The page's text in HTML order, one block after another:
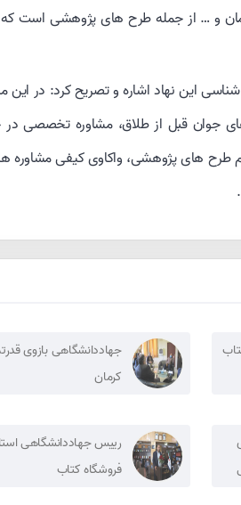
و … از جمله طرح های پژوهشی است
این نهاد اشاره و تصریح کرد: در این
جوان قبل از طلاق، مشاوره تخصصی در
طرح های پژوهشی، واکاوی کیفی مشاوره
جهاددانشگاهی بازوی
کرمان
رییس جهاددانشگاهی
فروشگاه کتاب